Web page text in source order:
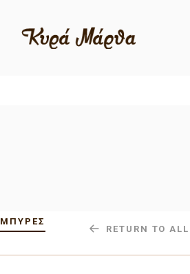
ΜΠΎΡΕΣ
RETURN TO ALL